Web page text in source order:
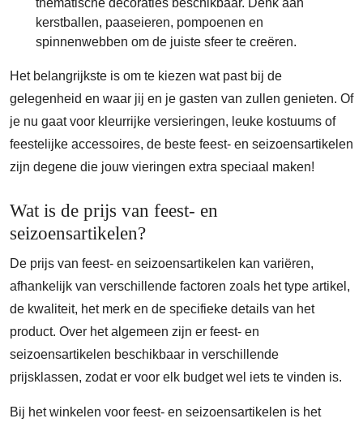
thematische decoraties beschikbaar. Denk aan
kerstballen, paaseieren, pompoenen en
spinnenwebben om de juiste sfeer te creëren.
Het belangrijkste is om te kiezen wat past bij de
gelegenheid en waar jij en je gasten van zullen genieten. Of
je nu gaat voor kleurrijke versieringen, leuke kostuums of
feestelijke accessoires, de beste feest- en seizoensartikelen
zijn degene die jouw vieringen extra speciaal maken!
Wat is de prijs van feest- en
seizoensartikelen?
De prijs van feest- en seizoensartikelen kan variëren,
afhankelijk van verschillende factoren zoals het type artikel,
de kwaliteit, het merk en de specifieke details van het
product. Over het algemeen zijn er feest- en
seizoensartikelen beschikbaar in verschillende
prijsklassen, zodat er voor elk budget wel iets te vinden is.
Bij het winkelen voor feest- en seizoensartikelen is het